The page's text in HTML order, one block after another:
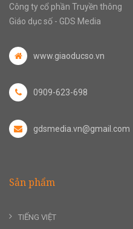
Công ty cổ phần Truyền thông
Giáo dục số - GDS Media
www.giaoducso.vn
0909-623-698
gdsmedia.vn@gmail.com
Sản phẩm
TIẾNG VIỆT